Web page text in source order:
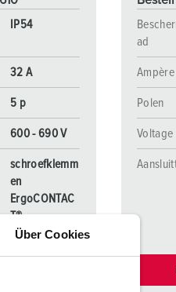
Über Cookies
Evenementtechniek
IP54
32 A
5 p
600 - 690 V
schroefklemm
en
ErgoCONTAC
T®
ad
Ampère
Polen
Voltage